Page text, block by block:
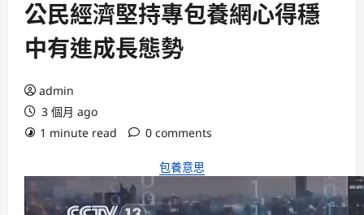
公民經濟堅持專包養網心得穩
中有進成長態勢
admin
3 個月 ago
1 minute read
0 comments
包養意思